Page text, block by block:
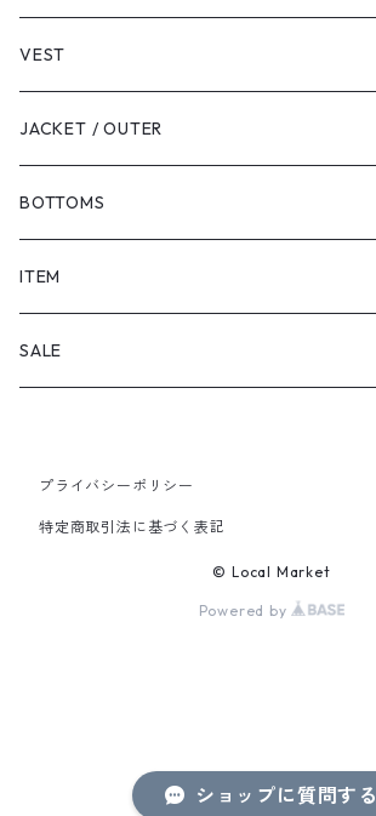
ショップに質問する
VEST
JACKET / OUTER
BOTTOMS
SHORTS
PANTS
ITEM
SALE
PANTS
プライバシーポリシー
特定商取引法に基づく表記
© Local Market
Powered by